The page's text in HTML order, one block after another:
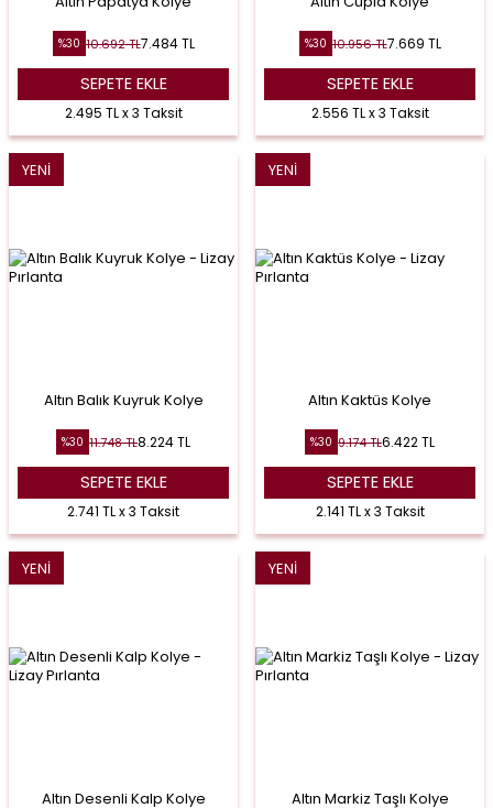
%30 10.692TL7.484TL
SEPETE EKLE
2.495 TL x 3 Taksit
%30 10.956TL7.669 TL
SEPETE EKLE
2.556 TL x 3 Taksit
YENI
Altın Balık Kuyruk Kolye
%30 11.748TL8.224TL
SEPETE EKLE
2.741 TL x 3 Taksit
YENI
Altın Kaktüs Kolye
%30 9.174TL6.422TL
SEPETE EKLE
2.141 TL x 3 Taksit
YENI
Altın Desenli Kalp Kolye
YENI
Altın Markiz Taşlı Kolye